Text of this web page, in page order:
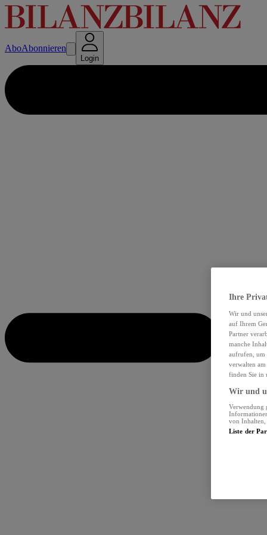
AboAbonnieren
Login
Ihre
Wir und
auf Ihrem
Partner
manche
aufrufen, um
verwalten
finden Sie in
Wir und
Verwendung
von Inhalten,
Liste der